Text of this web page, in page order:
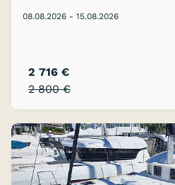
08.08.2026 - 15.08.2026
2 800 €
2 716 €